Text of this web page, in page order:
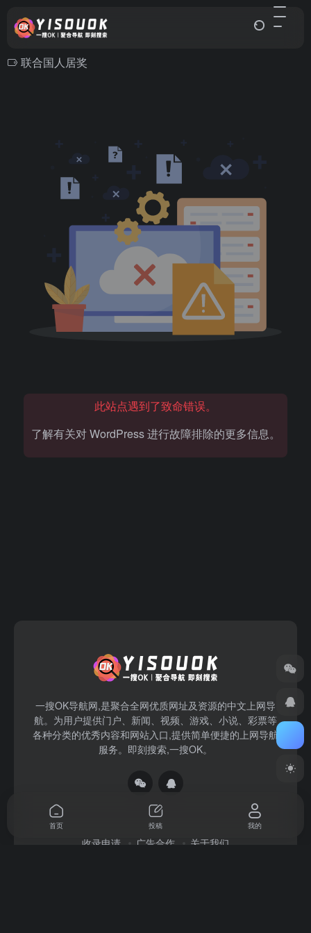
联合国人居奖
此站点遇到了致命错误。
了解有关对 WordPress 进行故障排除的更多信息。
一搜OK导航网,是聚合全网优质网址及资源的中文上网导
航。为用户提供门户、新闻、视频、游戏、小说、彩票等
各种分类的优秀内容和网站入口,提供简单便捷的上网导航
服务。即刻搜索,一搜OK。
收录申请 广告合作 关于我们
首页 投稿 我的